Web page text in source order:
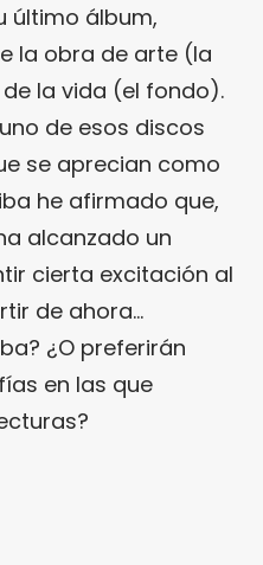
último álbum,
la obra de arte (la
la vida (el fondo).
de esos discos
se aprecian como
he afirmado que,
alcanzado un
cierta excitación al
de ahora…
¿O preferirán
en las que